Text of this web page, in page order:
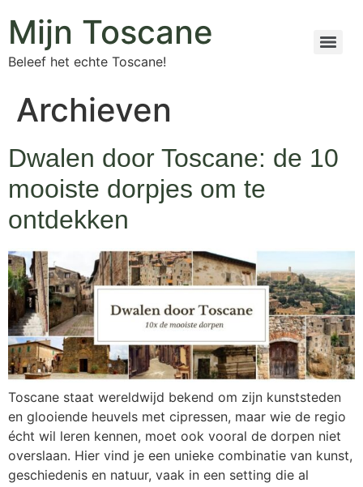
Mijn Toscane
Beleef het echte Toscane!
Archieven
Dwalen door Toscane: de 10
mooiste dorpjes om te
ontdekken
Toscane staat wereldwijd bekend om zijn kunststeden
en glooiende heuvels met cipressen, maar wie de regio
écht wil leren kennen, moet ook vooral de dorpen niet
overslaan. Hier vind je een unieke combinatie van kunst,
geschiedenis en natuur, vaak in een setting die al